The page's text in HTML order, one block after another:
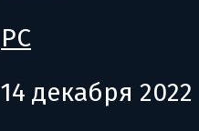
PC
14 декабря 2022